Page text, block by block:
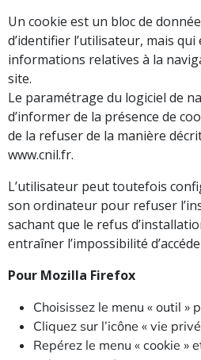
Un cookie est un bloc de
d’identifier l’utilisateur, mais
informations relatives à la
site.
Le paramétrage du logiciel de
d’informer de la présence de
de la refuser de la manière
www.cnil.fr.
L’utilisateur peut toutefois
son ordinateur pour refuser
sachant que le refus
entraîner l’impossibilité
Pour Mozilla Firefox
Choisissez le menu « outil »
Cliquez sur l’icône « vie
Repérez le menu « cookie »